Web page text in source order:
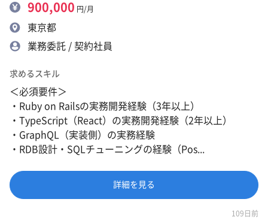
900,000 円/月
東京都
業務委託 / 契約社員
求めるスキル
＜必須要件＞
・Ruby on Railsの実務開発経験（3年以上）
・TypeScript（React）の実務開発経験（2年以上）
・GraphQL（実装側）の実務経験
・RDB設計・SQLチューニングの経験（Pos...
詳細を見る
109日前